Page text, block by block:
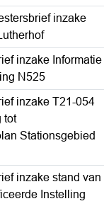
inzake
inzake Informatie
N525
inzake T21-054
tot
Stationsgebied
inzake stand van
Instelling